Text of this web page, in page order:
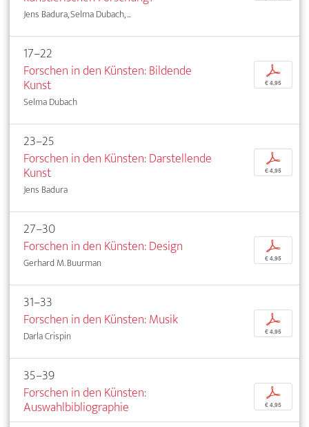
Jens Badura, Selma Dubach, ...
17–22
Forschen in den Künsten: Bildende
Kunst
Selma Dubach
p
€ 4,95
23–25
Forschen in den Künsten: Darstellende
Kunst
Jens Badura
p
€ 4,95
27–30
Forschen in den Künsten: Design
Gerhard M. Buurman
p
€ 4,95
31–33
Forschen in den Künsten: Musik
Darla Crispin
p
€ 4,95
35–39
Forschen in den Künsten:
Auswahlbibliographie
p
€ 4,95